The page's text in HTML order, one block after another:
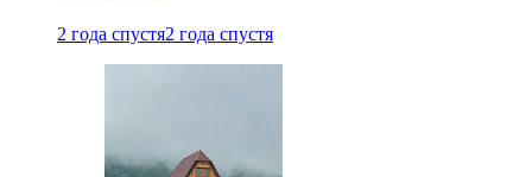
2 года спустя2 года спустя